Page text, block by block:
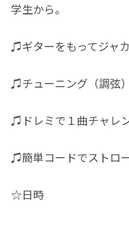
学生から。
♫ギターをもってジャ
♫チューニング（調弦
♫ドレミで１曲チャレ
♫簡単コードでストロ
☆日時